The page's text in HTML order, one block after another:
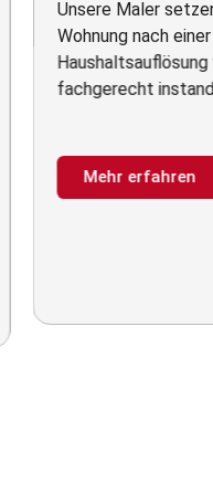
aller Art,
komplette